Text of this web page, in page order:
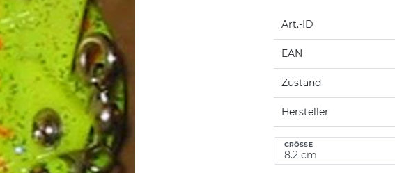
Art.-ID
EAN
Zustand
Hersteller
GRÖSSE